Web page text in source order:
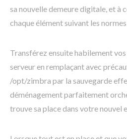
sa nouvelle demeure digitale, et à
chaque élément suivant les
Transférez ensuite habilement
serveur en remplaçant avec
/opt/zimbra par la sauvegarde
déménagement parfaitement
trouve sa place dans votre nouvel